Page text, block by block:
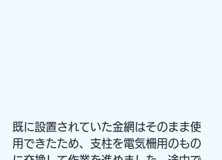
既に設置されていた金網はそのまま使
用できたため、支柱を電気柵用のもの